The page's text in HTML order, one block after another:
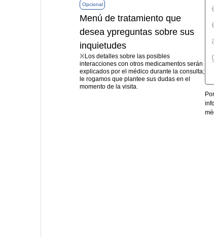
Opcional
Menú de tratamiento que
desea ypreguntas sobre sus
inquietudes
※Los detalles sobre las posibles
interacciones con otros medicamentos serán
explicados por el médico durante la consulta;
le rogamos que plantee sus dudas en el
momento de la visita.